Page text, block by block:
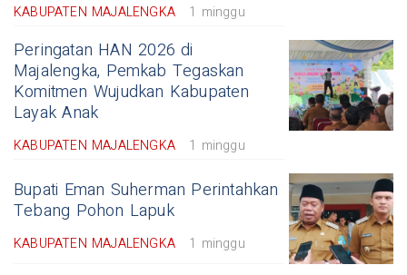
KABUPATEN MAJALENGKA 1 minggu
Peringatan HAN 2026 di
Majalengka, Pemkab Tegaskan
Komitmen Wujudkan Kabupaten
Layak Anak
KABUPATEN MAJALENGKA 1 minggu
Bupati Eman Suherman Perintahkan
Tebang Pohon Lapuk
KABUPATEN MAJALENGKA 1 minggu